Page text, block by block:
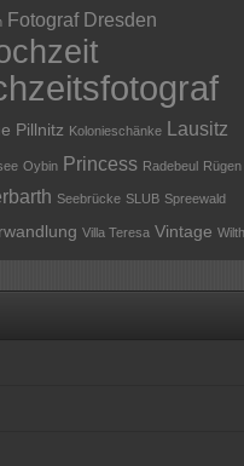
Fotograf Dresden
Pillnitz Kolonieschänke Lausitz
Oybin Princess Radebeul Rügen
Seebrücke SLUB Spreewald
Villa Teresa Vintage